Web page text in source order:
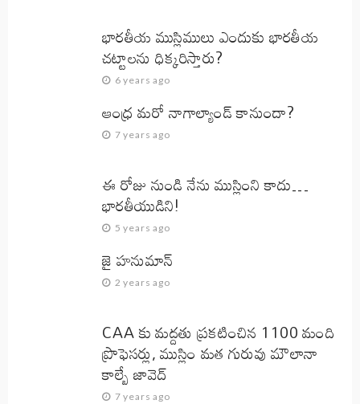
భారతీయ ముస్లిములు ఎందుకు భారతీయ
చట్టాలను ధిక్కరిస్తారు?
6 years ago
ఆంధ్ర మరో నాగాల్యాండ్ కానుందా?
7 years ago
ఈ రోజు నుండి నేను ముస్లింని కాదు…
భారతీయుడిని!
5 years ago
జై హనుమాన్‌
2 years ago
CAA కు మద్దతు ప్రకటించిన 1100 మంది
ప్రొఫెసర్లు, ముస్లిం మత గురువు మౌలానా
కాల్బే జావెద్‌
7 years ago